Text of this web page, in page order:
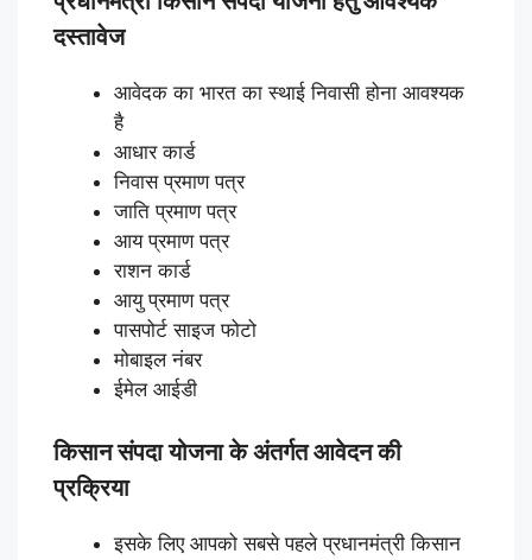
दस्तावेज
आवेदक का भारत का स्थाई निवासी होना आवश्यक
है
आधार कार्ड
निवास प्रमाण पत्र
जाति प्रमाण पत्र
आय प्रमाण पत्र
राशन कार्ड
आयु प्रमाण पत्र
पासपोर्ट साइज फोटो
मोबाइल नंबर
ईमेल आईडी
किसान संपदा योजना के अंतर्गत आवेदन की
प्रक्रिया
इसके लिए आपको सबसे पहले प्रधानमंत्री किसान